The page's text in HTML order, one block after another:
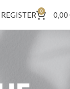
0 0,00